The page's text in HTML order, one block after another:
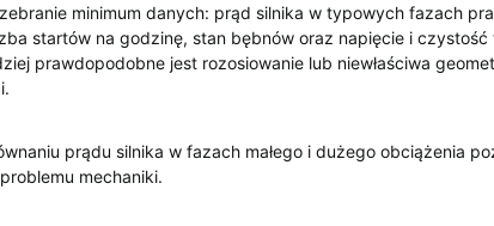
minimum danych: prąd silnika w typowych fazach
startów na godzinę, stan bębnów oraz napięcie i
prawdopodobne jest rozosiowanie lub niewłaściwa
prądu silnika w fazach małego i dużego obciążenia
mechaniki.